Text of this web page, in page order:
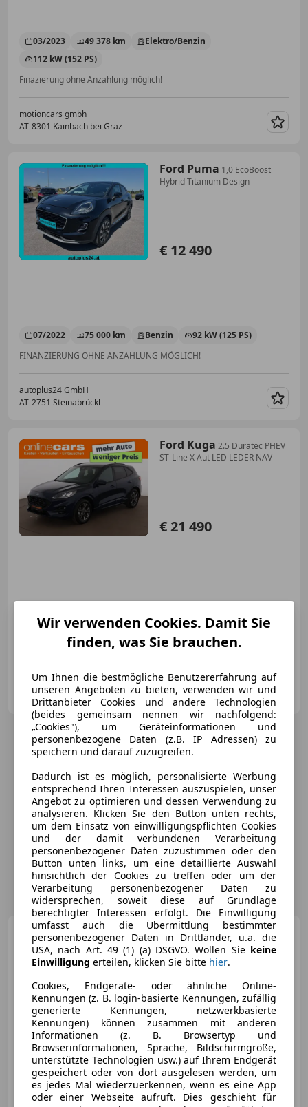
03/2023 49 378 km
Elektro/Benzin
112 kW (152 PS)
Finazierung ohne Anzahlung möglich!
motioncars gmbh
AT-8301 Kainbach bei Graz
Ford Puma 1,0 EcoBoost
Hybrid Titanium Design
€ 12 490
07/2022 75 000 km Benzin
92 kW (125 PS)
FINANZIERUNG OHNE ANZAHLUNG MÖGLICH!
autoplus24 GmbH
AT-2751 Steinabrückl
Ford Kuga 2.5 Duratec PHEV
ST-Line X Aut LED LEDER NAV
€ 21 490
112 kW (152 PS)
„Österreichs größtes Gebrauchtwagen-Outlet“
Onlinecars Vertriebs GmbH
AT-8143 Dobl bei Lieboch
Ford Focus 1,6 TDCi Traveller
Easy, *AHK*
€ 2 990
04/2014 188 000 km Diesel 70 kW (95 PS)
Wir verwenden Cookies. Damit Sie
finden, was Sie brauchen.
Um Ihnen die bestmögliche Benutzererfahrung auf
unseren Angeboten zu bieten, verwenden wir und
Drittanbieter Cookies und andere Technologien
(beides gemeinsam nennen wir nachfolgend:
„Cookies"), um Geräteinformationen und
personenbezogene Daten (z.B. IP Adressen) zu
speichern und darauf zuzugreifen.
Dadurch ist es möglich, personalisierte Werbung
entsprechend Ihren Interessen auszuspielen, unser
Angebot zu optimieren und dessen Verwendung zu
analysieren. Klicken Sie den Button unten rechts,
um dem Einsatz von einwilligungspflichten Cookies
und der damit verbundenen Verarbeitung
personenbezogener Daten zuzustimmen oder den
Button unten links, um eine detaillierte Auswahl
hinsichtlich der Cookies zu treffen oder um der
Verarbeitung personenbezogener Daten zu
widersprechen, soweit diese auf Grundlage
berechtigter Interessen erfolgt. Die Einwilligung
umfasst auch die Übermittlung bestimmter
personenbezogener Daten in Drittländer, u.a. die
USA, nach Art. 49 (1) (a) DSGVO. Wollen Sie keine
Einwilligung erteilen, klicken Sie bitte hier.
Cookies, Endgeräte- oder ähnliche Online-
Kennungen (z. B. login-basierte Kennungen, zufällig
generierte Kennungen, netzwerkbasierte
Kennungen) können zusammen mit anderen
Informationen (z. B. Browsertyp und
Browserinformationen, Sprache, Bildschirmgröße,
unterstützte Technologien usw.) auf Ihrem Endgerät
gespeichert oder von dort ausgelesen werden, um
es jedes Mal wiederzuerkennen, wenn es eine App
oder einer Webseite aufruft. Dies geschieht für